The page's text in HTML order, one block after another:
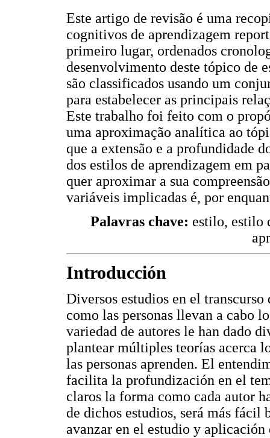
Este artigo de revisão é uma
cognitivos de aprendizagem
primeiro lugar, ordenados
desenvolvimento deste tópico de
são classificados usando um
para estabelecer as principais
Este trabalho foi feito com o
uma aproximação analítica ao
que a extensão e a profundidade
dos estilos de aprendizagem em
quer aproximar a sua
variáveis implicadas é, por
Palavras chave: estilo, estilo
Introducción
Diversos estudios en el
como las personas llevan a cabo
variedad de autores le han dado
plantear múltiples teorías acerca
las personas aprenden. El
facilita la profundización en el
claros la forma como cada autor
de dichos estudios, será más fácil
avanzar en el estudio y